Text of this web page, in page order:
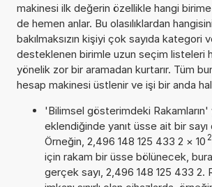
makinesi ilk değerin özellikle hangi
de hemen anlar. Bu olasılıklardan
bakılmaksızın kişiyi çok sayıda kategori
desteklenen birimle uzun seçim listeleri
yönelik zor bir aramadan kurtarır. Tüm
hesap makinesi üstlenir ve işi bir anda
'Bilimsel gösterimdeki Rakamların'
eklendiğinde yanıt üsse ait bir sayı
Örneğin, 2,496 148 125 433 2 × 10
için rakam bir üsse bölünecek,
gerçek sayı, 2,496 148 125 433 2.